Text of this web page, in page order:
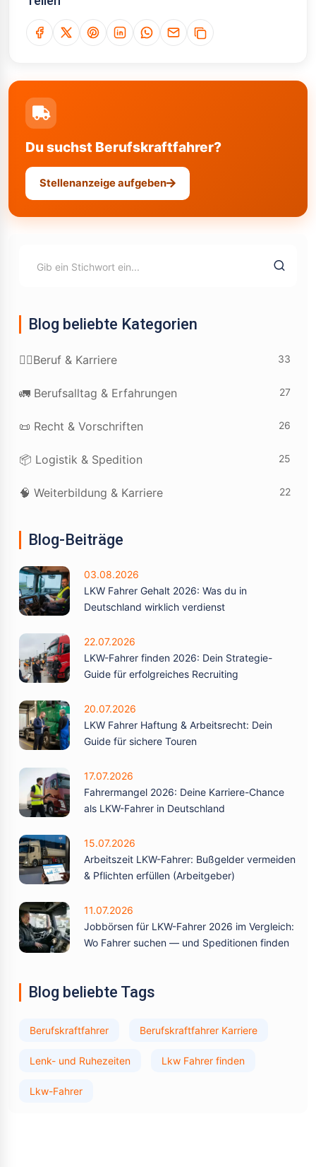
Du suchst Berufskraftfahrer?
Stellenanzeige aufgeben
Blog beliebte Kategorien
👷‍♂️Beruf & Karriere 33
🚛 Berufsalltag & Erfahrungen 27
📜 Recht & Vorschriften 26
📦 Logistik & Spedition 25
🧠 Weiterbildung & Karriere 22
Blog-Beiträge
03.08.2026
LKW Fahrer Gehalt 2026: Was du in
Deutschland wirklich verdienst
22.07.2026
LKW-Fahrer finden 2026: Dein Strategie-
Guide für erfolgreiches Recruiting
20.07.2026
LKW Fahrer Haftung & Arbeitsrecht: Dein
Guide für sichere Touren
17.07.2026
Fahrermangel 2026: Deine Karriere-Chance
als LKW-Fahrer in Deutschland
15.07.2026
Arbeitszeit LKW-Fahrer: Bußgelder vermeiden
& Pflichten erfüllen (Arbeitgeber)
11.07.2026
Jobbörsen für LKW-Fahrer 2026 im Vergleich:
Wo Fahrer suchen — und Speditionen finden
Blog beliebte Tags
Berufskraftfahrer Berufskraftfahrer Karriere
Lenk- und Ruhezeiten Lkw Fahrer finden
Lkw-Fahrer